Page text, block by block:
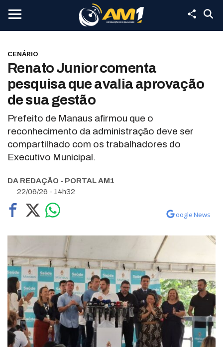
CENÁRIO
Renato Junior comenta
pesquisa que avalia aprovação
de sua gestão
Prefeito de Manaus afirmou que o
reconhecimento da administração deve ser
compartilhado com os trabalhadores do
Executivo Municipal.
DA REDAÇÃO - PORTAL AM1
22/06/26 - 14h32
oogle News